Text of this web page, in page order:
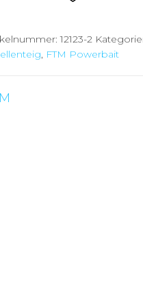
12123-2
, FTM Powerbait